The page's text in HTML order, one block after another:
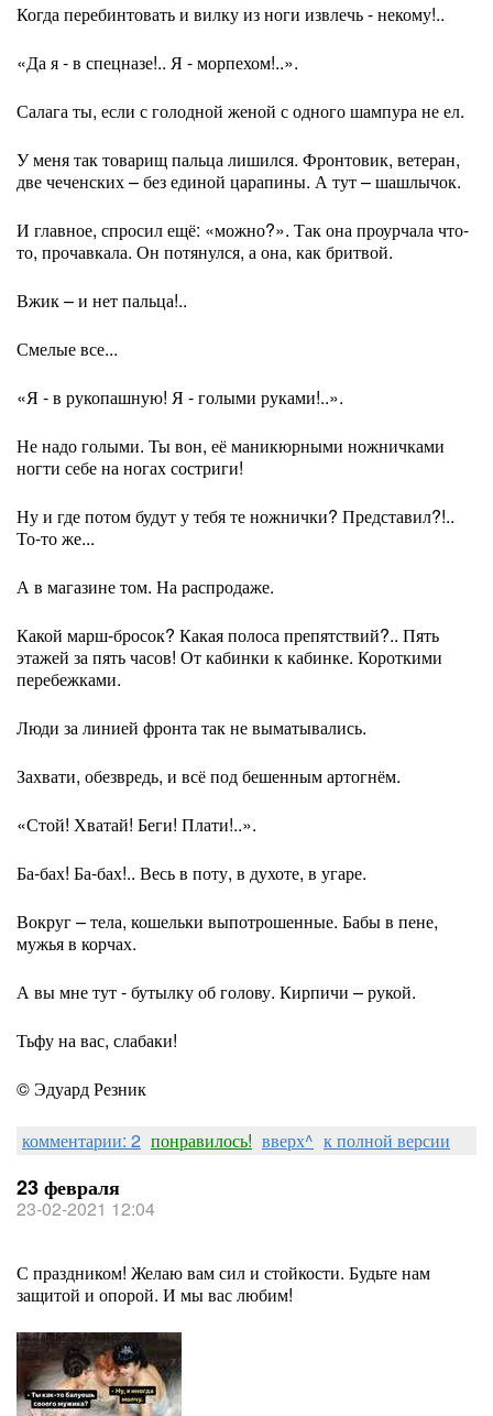
Когда перебинтовать и вилку из ноги извлечь - некому!..
«Да я - в спецназе!.. Я - морпехом!..».
Салага ты, если с голодной женой с одного шампура не ел.
У меня так товарищ пальца лишился. Фронтовик, ветеран,
две чеченских – без единой царапины. А тут – шашлычок.
И главное, спросил ещё: «можно?». Так она проурчала что-
то, прочавкала. Он потянулся, а она, как бритвой.
Вжик – и нет пальца!..
Смелые все...
«Я - в рукопашную! Я - голыми руками!..».
Не надо голыми. Ты вон, её маникюрными ножничками
ногти себе на ногах состриги!
Ну и где потом будут у тебя те ножнички? Представил?!..
То-то же...
А в магазине том. На распродаже.
Какой марш-бросок? Какая полоса препятствий?.. Пять
этажей за пять часов! От кабинки к кабинке. Короткими
перебежками.
Люди за линией фронта так не выматывались.
Захвати, обезвредь, и всё под бешенным артогнём.
«Стой! Хватай! Беги! Плати!..».
Ба-бах! Ба-бах!.. Весь в поту, в духоте, в угаре.
Вокруг – тела, кошельки выпотрошенные. Бабы в пене,
мужья в корчах.
А вы мне тут - бутылку об голову. Кирпичи – рукой.
Тьфу на вас, слабаки!
© Эдуард Резник
комментарии: 2 понравилось! вверх^ к полной версии
23 февраля
23-02-2021 12:04
С праздником! Желаю вам сил и стойкости. Будьте нам
защитой и опорой. И мы вас любим!